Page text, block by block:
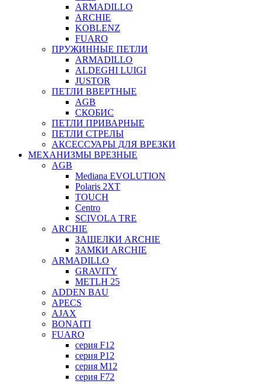
ARMADILLO
ARCHIE
KOBLENZ
FUARO
ПРУЖИННЫЕ ПЕТЛИ
ARMADILLO
ALDEGHI LUIGI
JUSTOR
ПЕТЛИ ВВЕРТНЫЕ
AGB
СКОБИС
ПЕТЛИ ПРИВАРНЫЕ
ПЕТЛИ СТРЕЛЫ
АКСЕССУАРЫ ДЛЯ ВРЕЗКИ
МЕХАНИЗМЫ ВРЕЗНЫЕ
AGB
Mediana EVOLUTION
Polaris 2XT
TOUCH
Centro
SCIVOLA TRE
ARCHIE
ЗАЩЕЛКИ ARCHIE
ЗАМКИ ARCHIE
ARMADILLO
GRAVITY
METLH 25
ADDEN BAU
APECS
AJAX
BONAITI
FUARO
серия F12
серия P12
серия M12
серия F72